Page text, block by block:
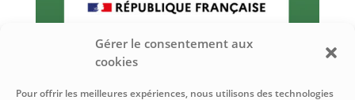
Gérer le consentement aux
cookies
Pour offrir les meilleures expériences, nous utilisons des technologies